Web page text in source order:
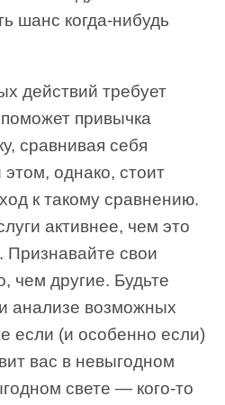
шанс когда-нибудь
действий требует
привычка
сравнивая себя
однако, стоит
к такому сравнению.
активнее, чем это
свои
чем другие. Будьте
анализе возможных
если (и особенно если)
вас в невыгодном
свете — кого-то